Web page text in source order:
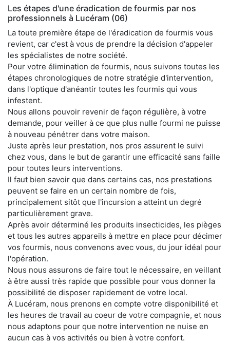
Les étapes d'une éradication de fourmis par nos
professionnels à Lucéram (06)
La toute première étape de l'éradication de fourmis vous
revient, car c'est à vous de prendre la décision d'appeler
les spécialistes de notre société.
Pour votre élimination de fourmis, nous suivons toutes les
étapes chronologiques de notre stratégie d'intervention,
dans l'optique d'anéantir toutes les fourmis qui vous
infestent.
Nous allons pouvoir revenir de façon régulière, à votre
demande, pour veiller à ce que plus nulle fourmi ne puisse
à nouveau pénétrer dans votre maison.
Juste après leur prestation, nos pros assurent le suivi
chez vous, dans le but de garantir une efficacité sans faille
pour toutes leurs interventions.
Il faut bien savoir que dans certains cas, nos prestations
peuvent se faire en un certain nombre de fois,
principalement sitôt que l'incursion a atteint un degré
particulièrement grave.
Après avoir déterminé les produits insecticides, les pièges
et tous les autres appareils à mettre en place pour décimer
vos fourmis, nous convenons avec vous, du jour idéal pour
l'opération.
Nous nous assurons de faire tout le nécessaire, en veillant
à être aussi très rapide que possible pour vous donner la
possibilité de disposer rapidement de votre local.
À Lucéram, nous prenons en compte votre disponibilité et
les heures de travail au coeur de votre compagnie, et nous
nous adaptons pour que notre intervention ne nuise en
aucun cas à vos activités ou bien à votre confort.